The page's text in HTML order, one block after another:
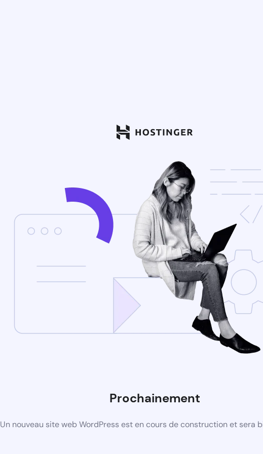
Prochainement
Un nouveau site web WordPress est en cours de construction et sera